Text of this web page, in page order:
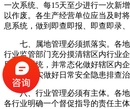
一次系统、每15天至少进行一次新
以作废。各生产经营单位应当及时
息系统，做到即查即报、即查即录、
七、属地管理必须抓落实。各
行业监管部门充分摸清辖区内行业
用信息系统，并常态化做好辖区内
动企业扎实做好日常安全隐患排查
八、行业管理必须有主体。各
各行业明确一个督促指导的责任主